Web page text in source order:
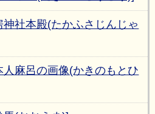
社本殿(たかふさじんじゃ
麻呂の画像(かきのもとひ